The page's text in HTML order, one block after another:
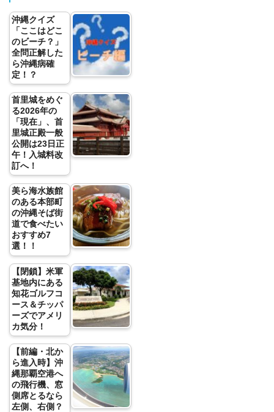
沖縄クイズ
「ここはどこ
のビーチ？」
全問正解した
ら沖縄病確
定！？
首里城をめぐ
る2026年の
「現在」、首
里城正殿一般
公開は23日正
午！入城料改
訂へ！
美ら海水族館
のある本部町
の沖縄そば街
道で食べたい
おすすめ7
選！！
【閉鎖】米軍
基地内にある
知花ゴルフコ
ース＆チッパ
ーズでアメリ
カ気分！
【前編・北か
ら進入時】沖
縄那覇空港へ
の飛行機、窓
側席とるなら
左側、右側？